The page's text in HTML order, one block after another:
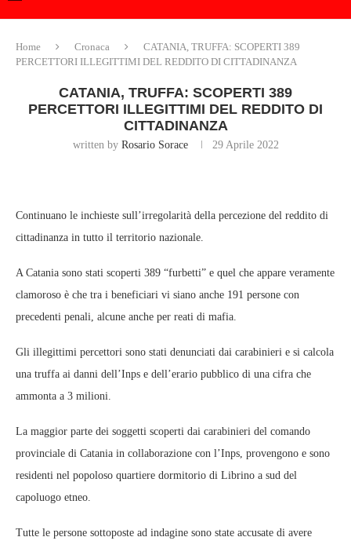
Home Cronaca
CATANIA, TRUFFA: SCOPERTI 389
PERCETTORI ILLEGITTIMI DEL REDDITO DI CITTADINANZA
CATANIA, TRUFFA: SCOPERTI 389
PERCETTORI ILLEGITTIMI DEL REDDITO DI
CITTADINANZA
written by Rosario Sorace 29 Aprile 2022
Continuano le inchieste sull’irregolarità della percezione del reddito di
cittadinanza in tutto il territorio nazionale.
A Catania sono stati scoperti 389 “furbetti” e quel che appare veramente
clamoroso è che tra i beneficiari vi siano anche 191 persone con
precedenti penali, alcune anche per reati di mafia.
Gli illegittimi percettori sono stati denunciati dai carabinieri e si calcola
una truffa ai danni dell’Inps e dell’erario pubblico di una cifra che
ammonta a 3 milioni.
La maggior parte dei soggetti scoperti dai carabinieri del comando
provinciale di Catania in collaborazione con l’Inps, provengono e sono
residenti nel popoloso quartiere dormitorio di Librino a sud del
capoluogo etneo.
Tutte le persone sottoposte ad indagine sono state accusate di avere